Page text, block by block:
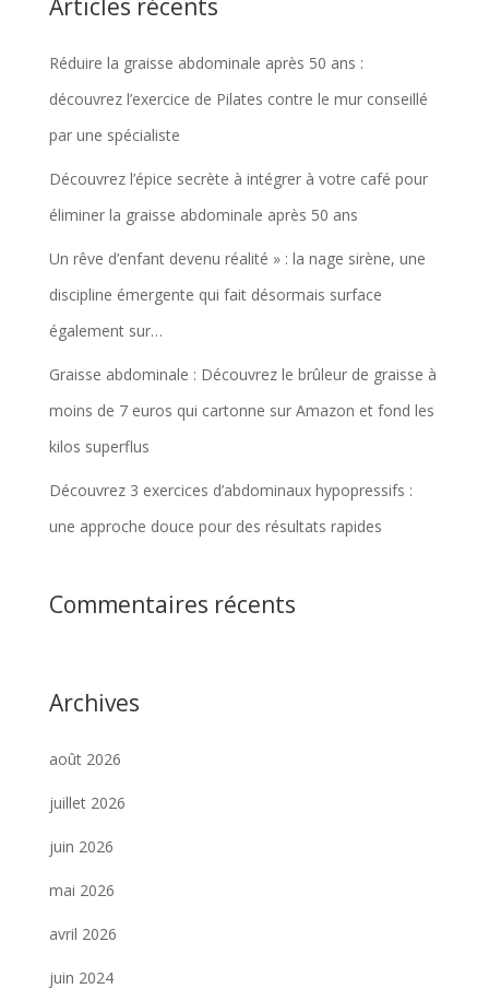
Articles récents
Réduire la graisse abdominale après 50 ans :
découvrez l’exercice de Pilates contre le mur conseillé
par une spécialiste
Découvrez l’épice secrète à intégrer à votre café pour
éliminer la graisse abdominale après 50 ans
Un rêve d’enfant devenu réalité » : la nage sirène, une
discipline émergente qui fait désormais surface
également sur…
Graisse abdominale : Découvrez le brûleur de graisse à
moins de 7 euros qui cartonne sur Amazon et fond les
kilos superflus
Découvrez 3 exercices d’abdominaux hypopressifs :
une approche douce pour des résultats rapides
Commentaires récents
Archives
août 2026
juillet 2026
juin 2026
mai 2026
avril 2026
juin 2024